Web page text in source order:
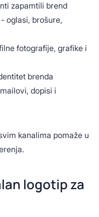
zapamtili brend
- oglasi, brošure,
fotografije, grafike i
brenda
dopisi i
kanalima pomaže u
logotip za